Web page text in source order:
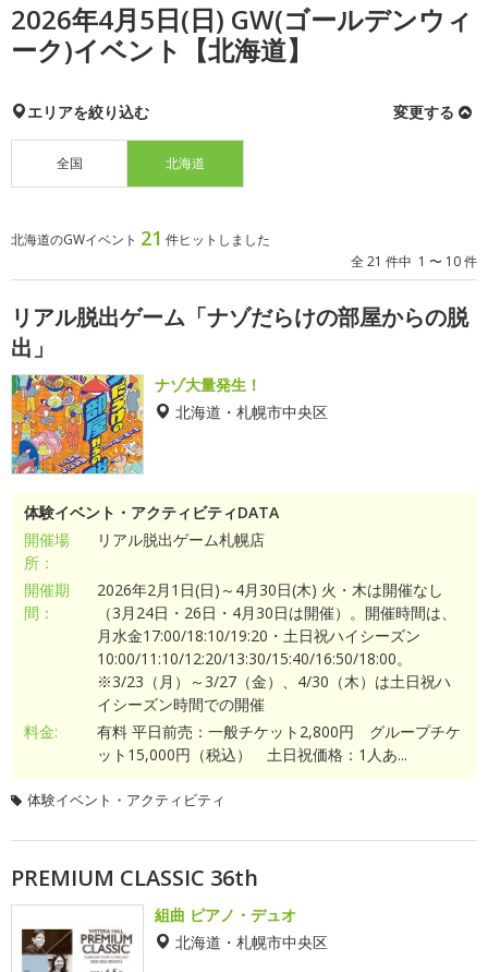
2026年4月5日(日) GW(ゴールデンウィ
ーク)イベント【北海道】
エリアを絞り込む 変更する
全国 北海道
北海道のGWイベント 21 件ヒットしました
全 21 件中 1 〜 10 件
リアル脱出ゲーム「ナゾだらけの部屋からの脱
出」
ナゾ大量発生！
北海道・札幌市中央区
体験イベント・アクティビティDATA
開催場
所：
リアル脱出ゲーム札幌店
開催期
間：
2026年2月1日(日)～4月30日(木) 火・木は開催なし
（3月24日・26日・4月30日は開催）。開催時間は、
月水金17:00/18:10/19:20・土日祝ハイシーズン
10:00/11:10/12:20/13:30/15:40/16:50/18:00。
※3/23（月）～3/27（金）、4/30（木）は土日祝ハ
イシーズン時間での開催
料金:
有料 平日前売：一般チケット2,800円 グループチケ
ット15,000円（税込） 土日祝価格：1人あ...
体験イベント・アクティビティ
PREMIUM CLASSIC 36th
組曲 ピアノ・デュオ
北海道・札幌市中央区